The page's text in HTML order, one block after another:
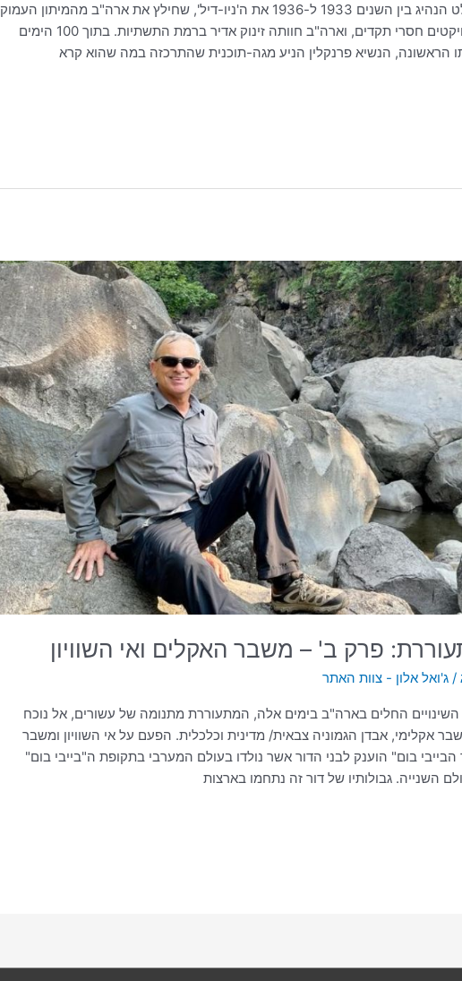
פרנקלין דלאנו רוזוולט הנהיג בין השנים 1933 ל-1936 את ה'ניו-דיל', שחילץ את ארה"ב מהמיתון העמוק
באמצעות סדרת פרויקטים חסרי תקדים, וארה"ב חוותה זינוק אדיר ברמת התשתיות. בתוך 100 הימים
הראשונה, הנשיא פרנקלין הניע מגה-תוכנית שהתרכזה במה שהוא קרא
פרק ב' – משבר האקלים ואי השוויון
/ג'ואל אלון - צוות האתר
החלים בארה"ב בימים אלה, המתעוררת מתנומה של עשורים, אל נוכח
אקלימי, אבדן הגמוניה צבאית/ מדינית וכלכלית. הפעם על אי השוויון ומשבר
הבייבי בום" הוענק לבני הדור אשר נולדו בעולם המערבי בתקופת ה"בייבי בום"
השנייה. גבולותיו של דור זה נתחמו בארצות